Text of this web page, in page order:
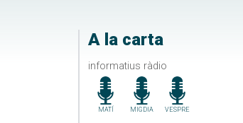
A la carta
informatius ràdio
MATÍ MIGDIA VESPRE